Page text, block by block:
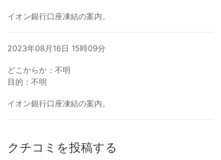
イオン銀行口座凍結の案内。
2023年08月16日 15時09分
どこからか：不明
目的：不明
イオン銀行口座凍結の案内。
クチコミを投稿する